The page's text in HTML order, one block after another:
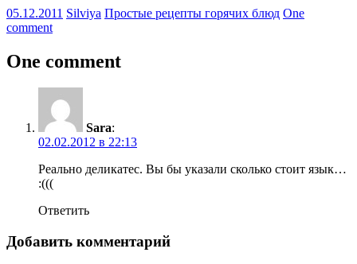
05.12.2011 Silviya Простые рецепты горячих блюд One
comment
One comment
Sara:
02.02.2012 в 22:13
Реально деликатес. Вы бы указали сколько стоит язык…
:(((
Ответить
Добавить комментарий